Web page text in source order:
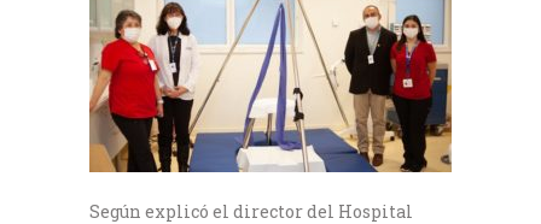
Según explicó el director del Hospital